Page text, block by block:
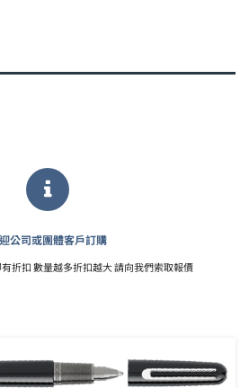
公司或團體客戶訂購
折扣 數量越多折扣越大 請向我們索取報價